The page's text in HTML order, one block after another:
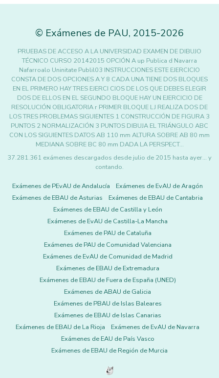
© Exámenes de PAU, 2015-2026
PRUEBAS DE ACCESO A LA UNIVERSIDAD EXAMEN DE DIBUJO
TÉCNICO CURSO 20142015 OPCIÓN A up Publica d Navarra
Nafarroalo Uninitate Publil03 INSTRUCCIONES ESTE EJERCICIO
CONSTA DE DOS OPCIONES A Y 8 CADA UNA TIENE DOS BLOQUES
EN EL PRIMERO HAY TRES EJERCI CIOS DE LOS QUE DEBES ELEGIR
DOS DE ELLOS EN EL SEGUNDO BLOQUE HAY UN EJERCICIO DE
RESOLUCIÓN OBLIGATORIA r PRIMER BLOQUE LJ REALIZA DOS DE
LOS TRES PROBLEMAS SIGUIENTES 1 CONSTRUCCIÓN DE FIGURA 3
PUNTOS 2 NORMALIZACIÓN 3 PUNTOS DIBUJA EL TRIÁNGULO ABC
CON LOS SIGUIENTES DATOS AB 110 mm ALTURA SOBRE AB 80 mm
MEDIANA SOBRE BC 80 mm DADA LA PERSPECT…
37.281.361 exámenes descargados desde julio de 2015 hasta ayer... y
contando.
Exámenes de PEvAU de Andalucía
Exámenes de EvAU de Aragón
Exámenes de EBAU de Asturias
Exámenes de EBAU de Cantabria
Exámenes de EBAU de Castilla y León
Exámenes de EvAU de Castilla-La Mancha
Exámenes de PAU de Cataluña
Exámenes de PAU de Comunidad Valenciana
Exámenes de EvAU de Comunidad de Madrid
Exámenes de EBAU de Extremadura
Exámenes de EBAU de Fuera de España (UNED)
Exámenes de ABAU de Galicia
Exámenes de PBAU de Islas Baleares
Exámenes de EBAU de Islas Canarias
Exámenes de EBAU de La Rioja
Exámenes de EvAU de Navarra
Exámenes de EAU de País Vasco
Exámenes de EBAU de Región de Murcia